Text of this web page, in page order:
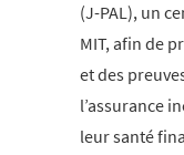
(J-PAL), un
MIT, afin de
et des
l’assurance
leur santé